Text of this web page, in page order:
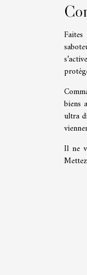
biens
ultra
Il ne